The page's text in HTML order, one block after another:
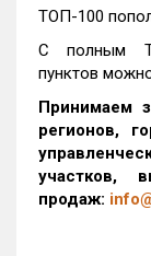
ТОП-100
С полным
пунктов
Принимаем
регионов,
участков,
продаж: